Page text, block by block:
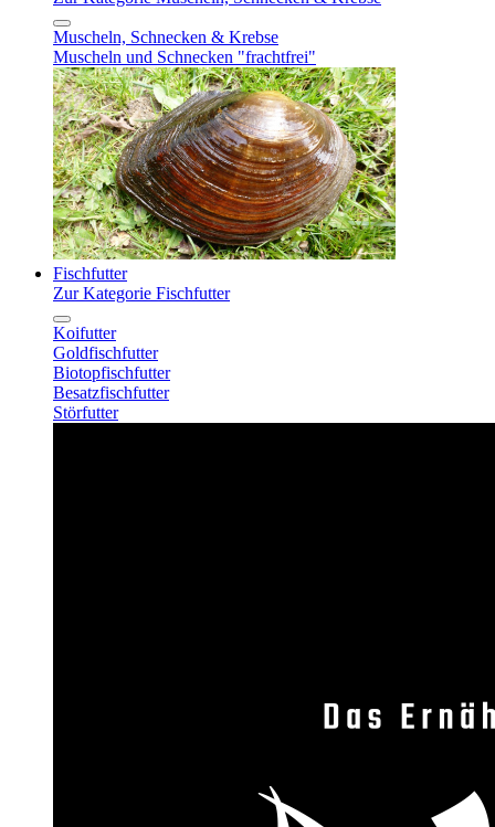
Muscheln, Schnecken & Krebse
Muscheln und Schnecken "frachtfrei"
Fischfutter
Zur Kategorie Fischfutter
Koifutter
Goldfischfutter
Biotopfischfutter
Besatzfischfutter
Störfutter